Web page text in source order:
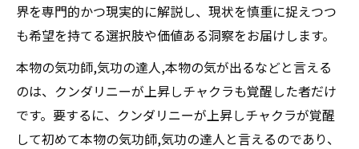
界を専門的かつ現実的に解説し、現状を慎重に捉えつつ
も希望を持てる選択肢や価値ある洞察をお届けします。
本物の気功師,気功の達人,本物の気が出るなどと言える
のは、クンダリニーが上昇しチャクラも覚醒した者だけ
です。要するに、クンダリニーが上昇しチャクラが覚醒
して初めて本物の気功師,気功の達人と言えるのであり、